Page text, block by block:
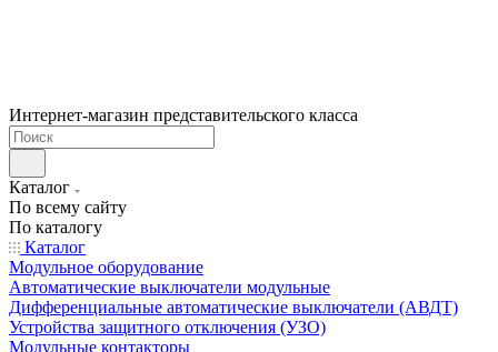
Интернет-магазин представительского класса
Каталог
По всему сайту
По каталогу
Каталог
Модульное оборудование
Автоматические выключатели модульные
Дифференциальные автоматические выключатели (АВДТ)
Устройства защитного отключения (УЗО)
Модульные контакторы